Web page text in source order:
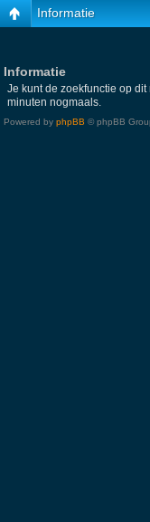
Informatie
Informatie
Je kunt de zoekfunctie op
minuten nogmaals.
Powered by phpBB © phpBB